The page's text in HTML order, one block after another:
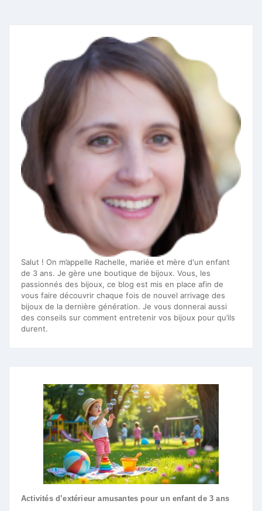
Salut ! On m’appelle Rachelle, mariée et mère d'un enfant
de 3 ans. Je gère une boutique de bijoux. Vous, les
passionnés des bijoux, ce blog est mis en place afin de
vous faire découvrir chaque fois de nouvel arrivage des
bijoux de la dernière génération. Je vous donnerai aussi
des conseils sur comment entretenir vos bijoux pour qu’ils
durent.
Activités d’extérieur amusantes pour un enfant de 3 ans